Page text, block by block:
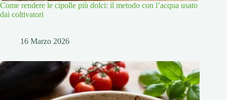
Come rendere le cipolle più dolci: il metodo con l’acqua usato
dai coltivatori
16 Marzo 2026